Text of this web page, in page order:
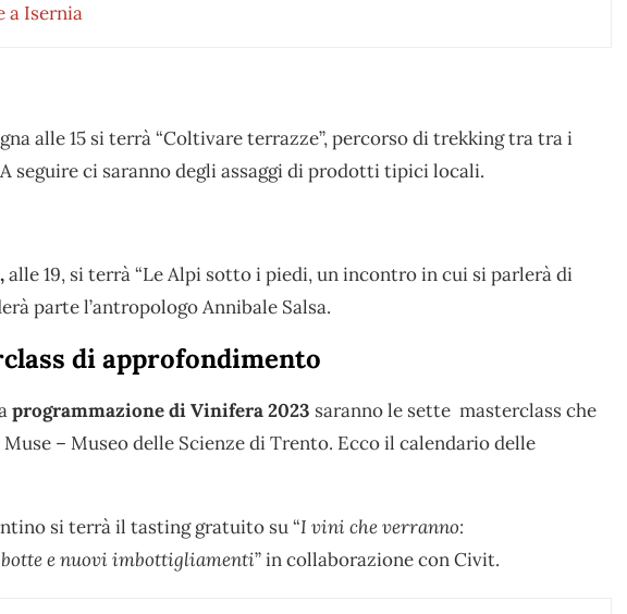
a Isernia
alle 15 si terrà “Coltivare terrazze”, percorso di trekking tra tra i
seguire ci saranno degli assaggi di prodotti tipici locali.
alle 19, si terrà “Le Alpi sotto i piedi, un incontro in cui si parlerà di
parte l’antropologo Annibale Salsa.
di approfondimento
programmazione di Vinifera 2023 saranno le sette masterclass che
– Museo delle Scienze di Trento. Ecco il calendario delle
si terrà il tasting gratuito su “I vini che verranno:
e nuovi imbottigliamenti” in collaborazione con Civit.